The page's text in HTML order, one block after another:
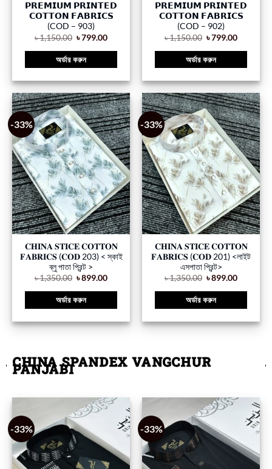
𝗣𝗥𝗘𝗠𝗜𝗨𝗠 𝗣𝗥𝗜𝗡𝗧𝗘𝗗
𝗖𝗢𝗧𝗧𝗢𝗡 𝗙𝗔𝗕𝗥𝗜𝗖𝗦
(COD – 903)
৳1,150.00 ৳799.00
অর্ডার করুন
𝗣𝗥𝗘𝗠𝗜𝗨𝗠 𝗣𝗥𝗜𝗡𝗧𝗘𝗗
𝗖𝗢𝗧𝗧𝗢𝗡 𝗙𝗔𝗕𝗥𝗜𝗖𝗦
(COD – 902)
৳1,150.00 ৳799.00
অর্ডার করুন
-33%
𝐂𝐇𝐈𝐍𝐀 𝐒𝐓𝐈𝐂𝐄 𝐂𝐎𝐓𝐓𝐎𝐍
𝐅𝐀𝐁𝐑𝐈𝐂𝐒 (𝐂𝐎𝐃 203) < স্কাই
ব্লু পাতা প্রিন্ট >
৳1,350.00 ৳899.00
অর্ডার করুন
-33%
𝐂𝐇𝐈𝐍𝐀 𝐒𝐓𝐈𝐂𝐄 𝐂𝐎𝐓𝐓𝐎𝐍
𝐅𝐀𝐁𝐑𝐈𝐂𝐒 (𝐂𝐎𝐃 201) <লাইট
এসপাতা প্রিন্ট>
৳1,350.00 ৳899.00
অর্ডার করুন
CHINA SPANDEX VANGCHUR
PANJABI
-33% -33%